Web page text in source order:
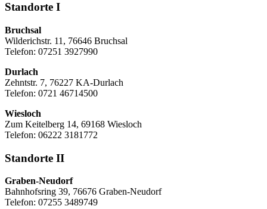
Standorte I
Bruchsal
Wilderichstr. 11, 76646 Bruchsal
Telefon: 07251 3927990
Durlach
Zehntstr. 7, 76227 KA-Durlach
Telefon: 0721 46714500
Wiesloch
Zum Keitelberg 14, 69168 Wiesloch
Telefon: 06222 3181772
Standorte II
Graben-Neudorf
Bahnhofsring 39, 76676 Graben-Neudorf
Telefon: 07255 3489749